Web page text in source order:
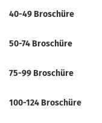
40-49 Broschüre
50-74 Broschüre
75-99 Broschüre
100-124 Broschüre